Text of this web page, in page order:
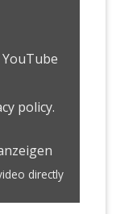
policy.
directly